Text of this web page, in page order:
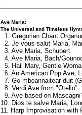
Ave Maria:
The Universal and Timeless
1. Gregorian Chant
2. Je vous salut Maria,
3. Ave Maria, Schubert
4. Ave Maria, Bach/
5. Hail Mary, Gentle
6. An American Pop Ave,
7. Go mbeannaitear duit
8. Verdi Ave from "Otello"
9. Ave based on
10. Dios te salve Maria,
11. Harp Improvisation with